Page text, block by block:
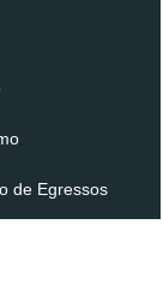
de Egressos